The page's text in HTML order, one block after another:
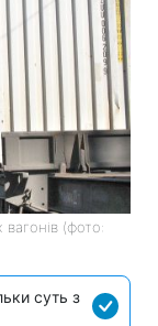
(фото:
суть з